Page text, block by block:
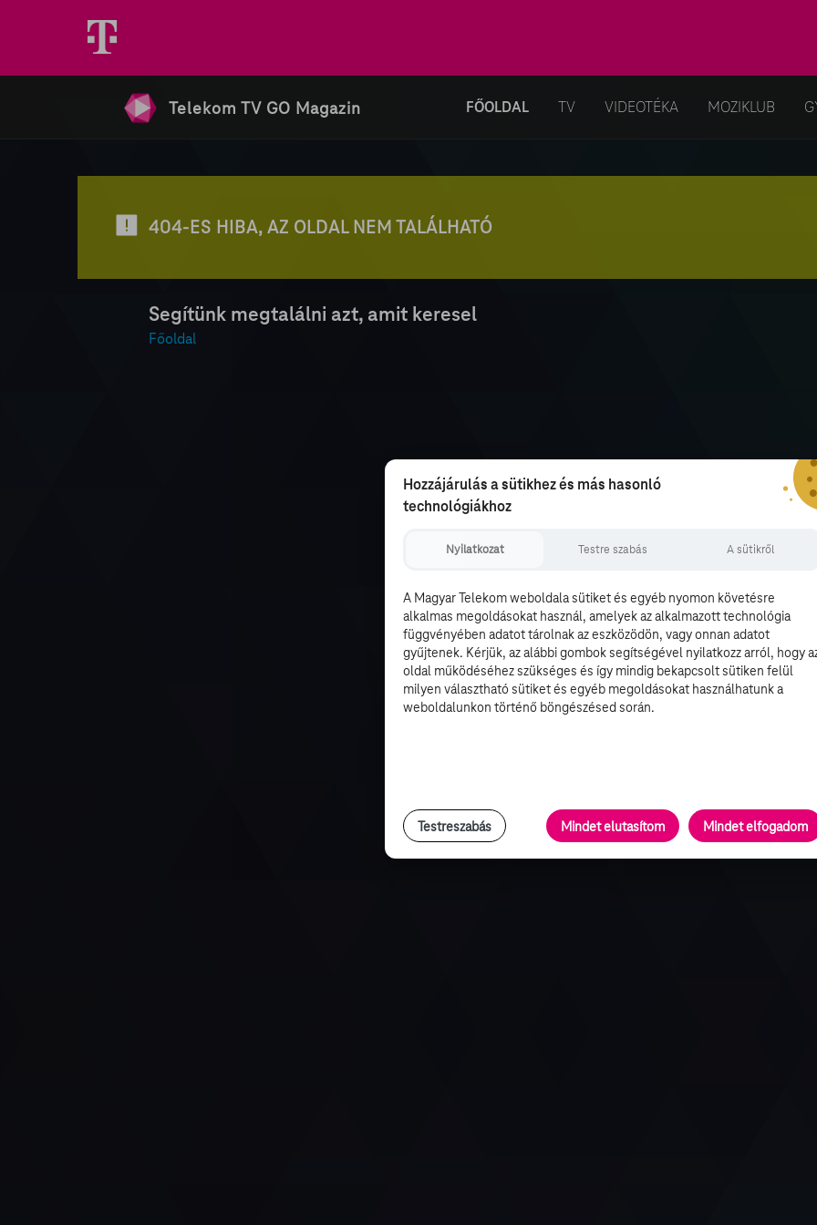
Telekom TV GO Magazin FŐOLDAL TV VIDEOTÉKA MOZIKLUB
404-ES HIBA, AZ OLDAL NEM TALÁLHATÓ
Segítünk megtalálni azt, amit keresel
Főoldal
Hozzájárulás a sütikhez és más hasonló
technológiákhoz
Nyilatkozat Testre szabás A sütikről
A Magyar Telekom weboldala sütiket és egyéb nyomon követésre
alkalmas megoldásokat használ, amelyek az alkalmazott technológia
függvényében adatot tárolnak az eszközödön, vagy onnan adatot
gyűjtenek. Kérjük, az alábbi gombok segítségével nyilatkozz arról, hogy
oldal működéséhez szükséges és így mindig bekapcsolt sütiken felül
milyen választható sütiket és egyéb megoldásokat használhatunk a
weboldalunkon történő böngészésed során.
Testreszabás Mindet elutasítom Mindet elfogadom